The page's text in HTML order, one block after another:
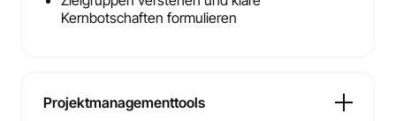
Kernbotschaften formulieren
Projektmanagementtools